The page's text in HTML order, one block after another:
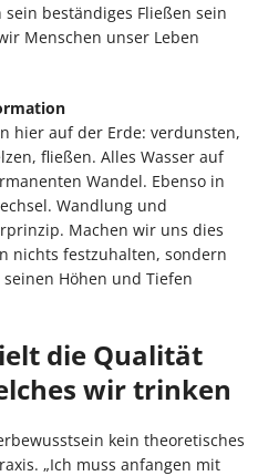
beständiges Fließen sein
Menschen unser Leben
hier auf der Erde: verdunsten,
fließen. Alles Wasser auf
Wandel. Ebenso in
Wandlung und
Machen wir uns dies
nichts festzuhalten, sondern
Höhen und Tiefen
die Qualität
wir trinken
kein theoretisches
„Ich muss anfangen mit